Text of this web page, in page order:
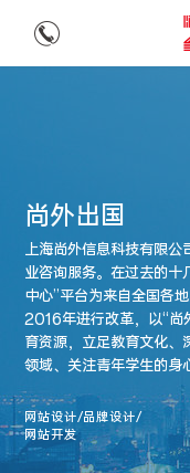
尚外出国
上海尚外信息科技有限
业咨询服务。在过去的十
中心”平台为来自全国各
2016年进行改革，以“尚
育资源，立足教育文化、
领域、关注青年学生的身
网站设计/品牌设计/
网站开发